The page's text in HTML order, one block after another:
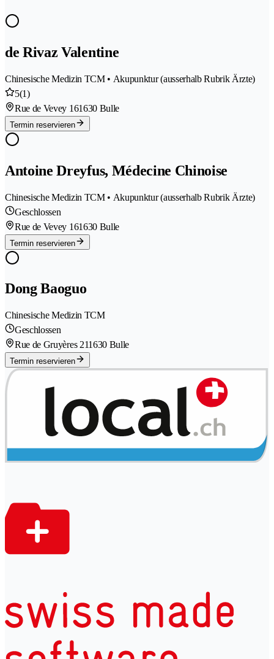
de Rivaz Valentine
Chinesische Medizin TCM • Akupunktur (ausserhalb Rubrik Ärzte)
5(1)
Rue de Vevey 161630 Bulle
Termin reservieren
Antoine Dreyfus, Médecine Chinoise
Chinesische Medizin TCM • Akupunktur (ausserhalb Rubrik Ärzte)
Geschlossen
Rue de Vevey 161630 Bulle
Termin reservieren
Dong Baoguo
Chinesische Medizin TCM
Geschlossen
Rue de Gruyères 211630 Bulle
Termin reservieren